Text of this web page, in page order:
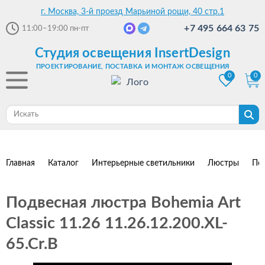
г. Москва, 3-й проезд Марьиной рощи, 40 стр.1
11:00–19:00 пн-пт +7 495 664 63 75
Студия освещения InsertDesign
ПРОЕКТИРОВАНИЕ, ПОСТАВКА И МОНТАЖ ОСВЕЩЕНИЯ
0
0
Главная Каталог Интерьерные светильники Люстры
Подвесная люстра Bohemia Art
Classic 11.26 11.26.12.200.XL-
65.Cr.B